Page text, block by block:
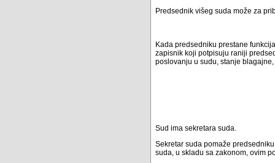
Predsednik višeg suda može za
Kada predsedniku prestane
zapisnik koji potpisuju raniji
poslovanju u sudu, stanje
Sud ima sekretara suda.
Sekretar suda pomaže
suda, u skladu sa zakonom, ovim